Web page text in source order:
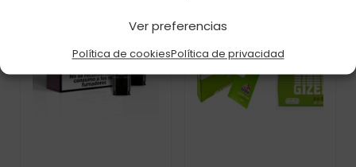
Ver preferencias
Política de cookiesPolítica de privacidad